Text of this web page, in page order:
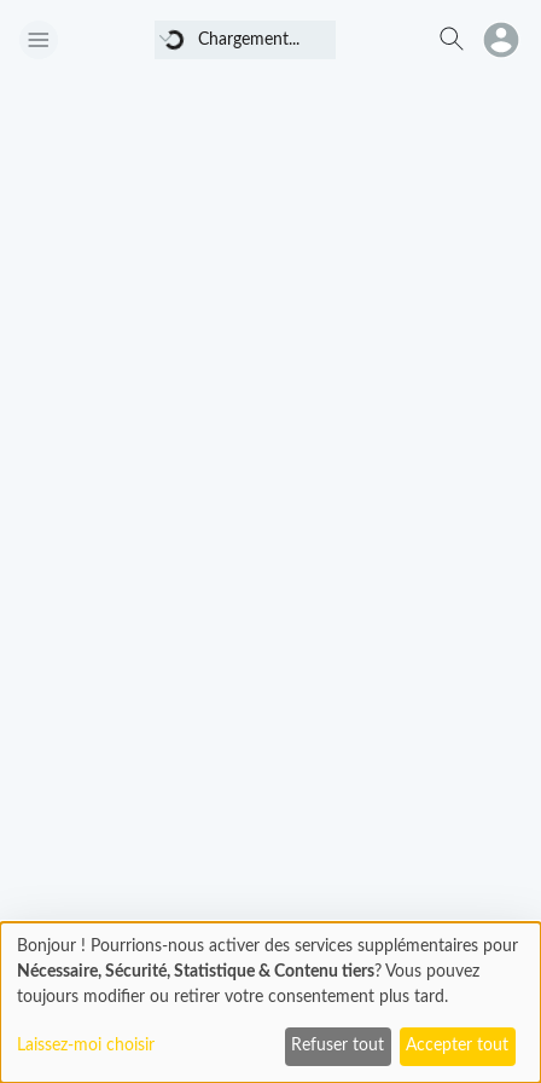
Chargement...
Chargement
En cours...
Bonjour ! Pourrions-nous activer des services supplémentaires pour
Nécessaire, Sécurité, Statistique & Contenu tiers? Vous pouvez
toujours modifier ou retirer votre consentement plus tard.
Laissez-moi choisir Refuser tout Accepter tout